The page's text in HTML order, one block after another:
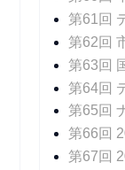
第62回
第63回
第67回